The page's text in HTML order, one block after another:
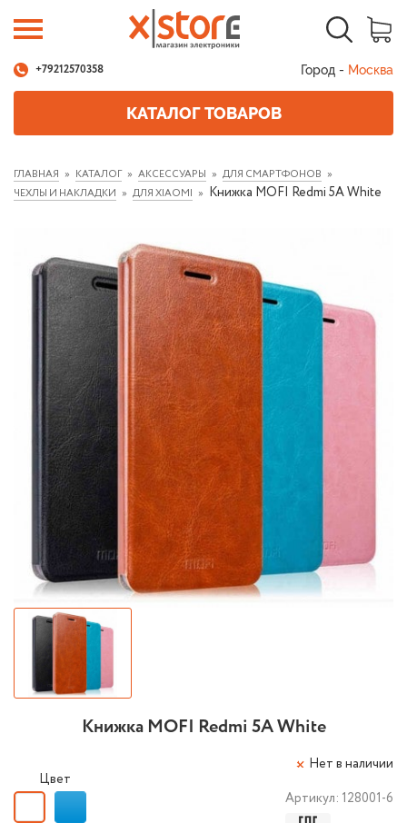
+79212570358 Город - Москва
КАТАЛОГ ТОВАРОВ
ГЛАВНАЯ КАТАЛОГ АКСЕССУАРЫ
ДЛЯ СМАРТФОНОВ
ЧЕХЛЫ И НАКЛАДКИ
ДЛЯ XIAOMI Книжка MOFI Redmi 5A White
Книжка MOFI Redmi 5A White
Нет в наличии
Артикул: 128001-6
Цвет